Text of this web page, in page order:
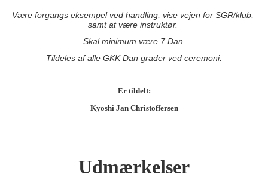
Være forgangs eksempel ved handling, vise vejen for SGR/klub,
samt at være instruktør.
Skal minimum være 7 Dan.
Tildeles af alle GKK Dan grader ved ceremoni.
Er tildelt:
Kyoshi Jan Christoffersen
Udmærkelser